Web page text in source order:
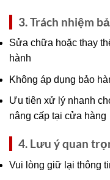
3. Trách nhiệm
Sửa chữa hoặc thay
hành
Không áp dụng bảo
Ưu tiên xử lý nhanh
nâng cấp tại cửa hàng
4. Lưu ý quan
Vui lòng giữ lại thông